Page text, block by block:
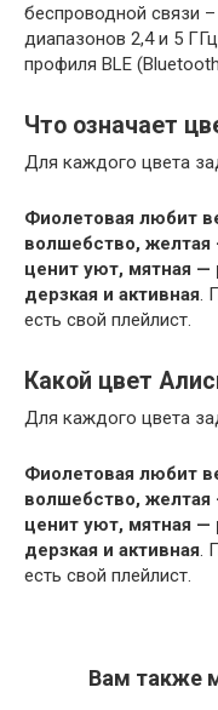
беспроводной связи
диапазонов 2,4 и 5
профиля BLE
Что означает
Для каждого цвета
Фиолетовая любит
волшебство, желтая
ценит уют, мятная —
дерзкая и активная.
есть свой плейлист.
Какой цвет
Для каждого цвета
Фиолетовая любит
волшебство, желтая
ценит уют, мятная —
дерзкая и активная.
есть свой плейлист.
Вам также